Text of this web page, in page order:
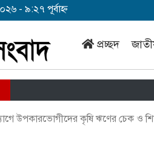
- ৯:২৭ পূর্বাহ্ন
প্রচ্ছদ
উপকারভোগীদের কৃষি ঋণের চেক ও